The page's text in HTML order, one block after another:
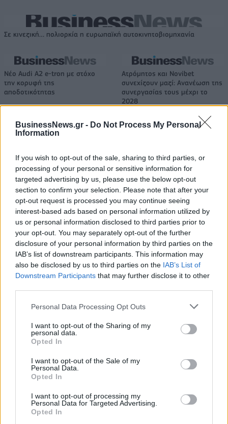
BusinessNews.gr - Do Not Process My Personal
Information
If you wish to opt-out of the sale, sharing to third parties, or
processing of your personal or sensitive information for
targeted advertising by us, please use the below opt-out
section to confirm your selection. Please note that after your
opt-out request is processed you may continue seeing
interest-based ads based on personal information utilized by
us or personal information disclosed to third parties prior to
your opt-out. You may separately opt-out of the further
disclosure of your personal information by third parties on the
IAB’s list of downstream participants. This information may
also be disclosed by us to third parties on the IAB’s List of
Downstream Participants that may further disclose it to other
Personal Data Processing Opt Outs
I want to opt-out of the Sharing of my
personal data.
Opted In
I want to opt-out of the Sale of my
Personal Data.
Opted In
I want to opt-out of processing my
Personal Data for Targeted Advertising.
Opted In
Σε κινεζική… πολιορκία η ευρωπαϊκή αυτοκινητοβιομηχανία
Νέο Audi A2 e-tron με στόχο
την κορυφή της
αποδοτικότητας
Ατρόμητος και Novibet
συνεχίζουν μαζί: Ανανέωση της
συνεργασίας τους μέχρι το
2028
Alpha Bank: Για πρώτη φορά το Αρχαίο Θέατρο Επιδαύρου άνοιξε τις
πύλες του σε όλους
ΠΕΡΙΣΣΌΤΕΡΑ ΣΕ ΑΥΤΉ ΤΗΝ ΚΑΤΗΓΟΡΊΑ
στρατηγικής επέκτασης
στην Κύπρο - Μια
ανθεκτική οικονομία με
γεωπολιτικά
πλεονεκτήματα
διευθύντρια μάρκετινγκ η
03/02/2025 - 10:57